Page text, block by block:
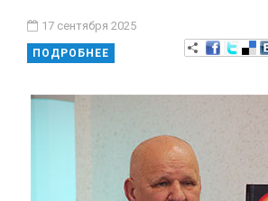
17 сентября 2025
ПОДРОБНЕЕ